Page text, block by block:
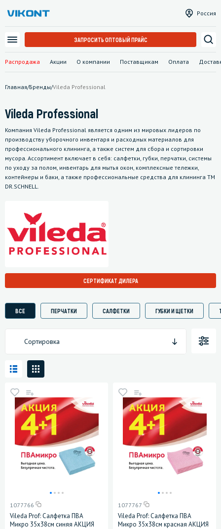
Распродажа Акции О компании Поставщикам Оплата
Россия
ЗАПРОСИТЬ ОПТОВЫЙ ПРАЙС
Главная/Бренды/Vileda Professional
Vileda Professional
Компания Vileda Professional является одним из мировых лидеров по
производству уборочного инвентаря и расходных материалов для
профессионального клининга, а также систем для сбора и сортировки
мусора. Ассортимент включает в себя: салфетки, губки, перчатки, системы
по уходу за полом, инвентарь для мытья окон, комплексные тележки,
контейнеры и баки, а также профессиональные средства для клининга ТМ
DR.SCHNELL.
СЕРТИФИКАТ ДИЛЕРА
ВСЕ ПЕРЧАТКИ САЛФЕТКИ ГУБКИ И ЩЕТКИ
Сортировка
1077766
Vileda Prof: Салфетка ПВА
Микро 35х38см синяя АКЦИЯ
1077767
Vileda Prof: Салфетка ПВА
Микро 35х38см красная АКЦИЯ